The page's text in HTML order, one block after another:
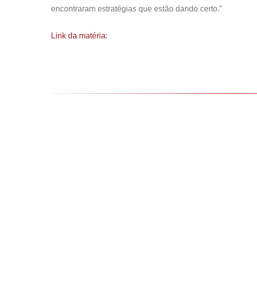
encontraram estratégias que estão dando certo.”
Link da matéria: